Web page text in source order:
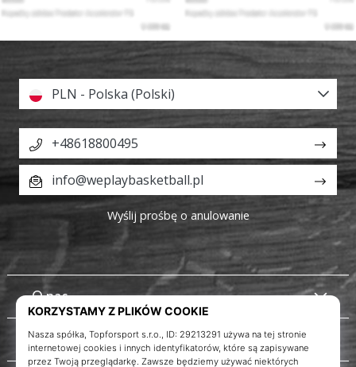
O nas
Obsługa klienta
PLN - Polska (Polski)
+48618800495
info@weplaybasketball.pl
Wyślij prośbę o anulowanie